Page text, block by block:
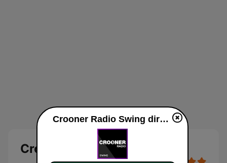
Crooner Radio Swing
Crooner Radio Swing diretta